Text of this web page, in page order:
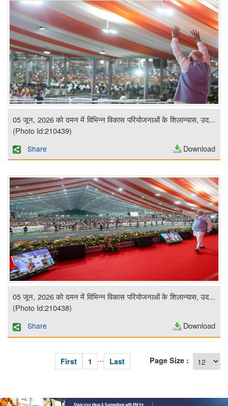
05 जून, 2026 को दमन में विभिन्न विकास परियोजनाओं के शिलान्यास, उद...
(Photo Id:210439)
Share Download
05 जून, 2026 को दमन में विभिन्न विकास परियोजनाओं के शिलान्यास, उद...
(Photo Id:210438)
Share Download
First 1 ... Last Page Size :